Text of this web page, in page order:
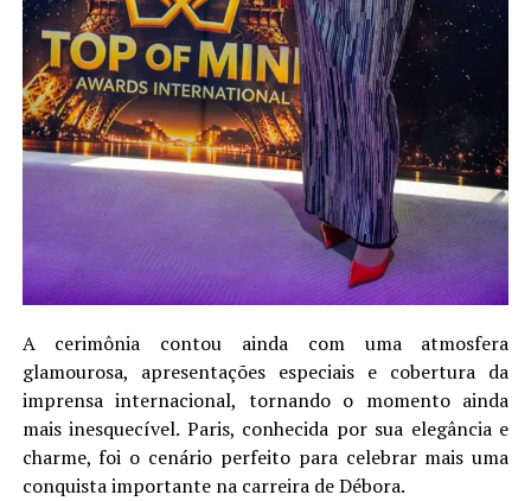
A cerimônia contou ainda com uma atmosfera
glamourosa, apresentações especiais e cobertura da
imprensa internacional, tornando o momento ainda
mais inesquecível. Paris, conhecida por sua elegância e
charme, foi o cenário perfeito para celebrar mais uma
conquista importante na carreira de Débora.